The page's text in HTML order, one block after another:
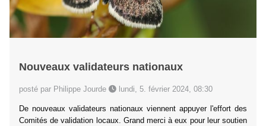
Nouveaux validateurs nationaux
posté par Philippe Jourde lundi, 5. février 2024, 08:30
De nouveaux validateurs nationaux viennent appuyer l'effort des
Comités de validation locaux. Grand merci à eux pour leur soutien